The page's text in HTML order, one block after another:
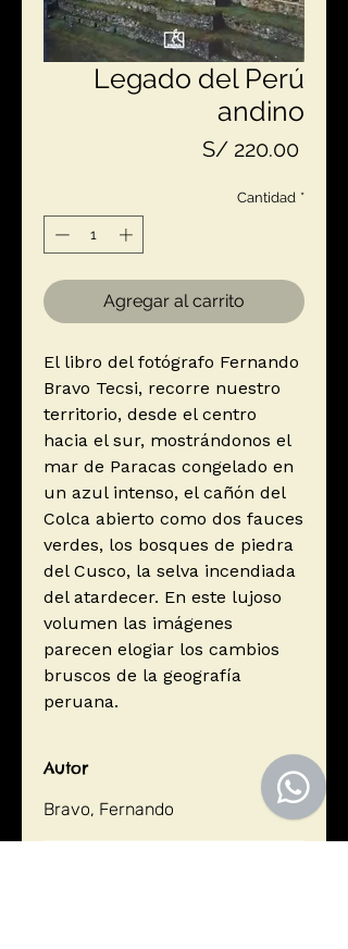
Legado del Perú
andino
S/ 220.00Precio
Cantidad *
Agregar al carrito
El libro del fotógrafo Fernando
Bravo Tecsi, recorre nuestro
territorio, desde el centro
hacia el sur, mostrándonos el
mar de Paracas congelado en
un azul intenso, el cañón del
Colca abierto como dos fauces
verdes, los bosques de piedra
del Cusco, la selva incendiada
del atardecer. En este lujoso
volumen las imágenes
parecen elogiar los cambios
bruscos de la geografía
peruana.
Autor
Bravo, Fernando